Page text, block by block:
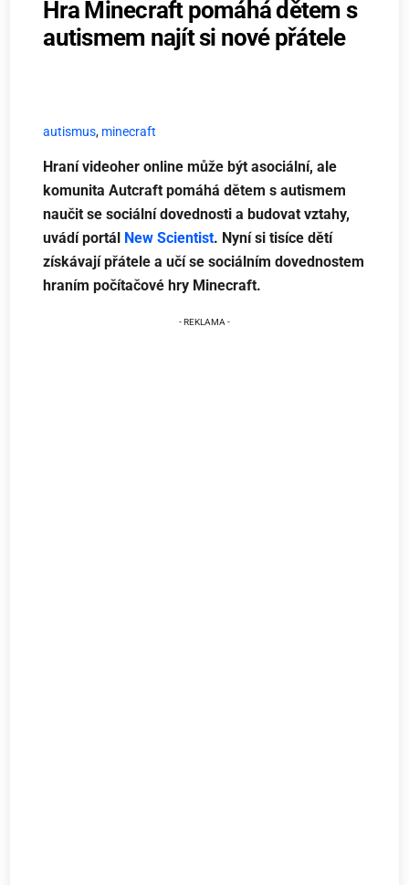
Hra Minecraft pomáhá dětem s
autismem najít si nové přátele
autismus, minecraft
Hraní videoher online může být asociální, ale
komunita Autcraft pomáhá dětem s autismem
naučit se sociální dovednosti a budovat vztahy,
uvádí portál
New Scientist. Nyní si tisíce dětí
získávají přátele a učí se sociálním dovednostem
hraním počítačové hry Minecraft.